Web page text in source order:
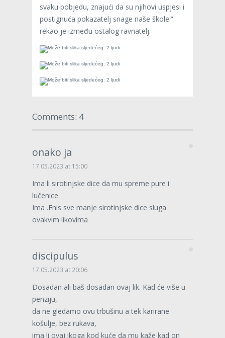
svaku pobjedu, znajući da su njihovi uspjesi i
postignuća pokazatelj snage naše škole.”
rekao je između ostalog ravnatelj.
Comments: 4
onako ja
17.05.2023 at 15:00
Ima li sirotinjske dice da mu spreme pure i
lučenice
Ima .Enis sve manje sirotinjske dice sluga
ovakvim likovima
discipulus
17.05.2023 at 20:06
Dosadan ali baš dosadan ovaj lik. Kad će više u
penziju,
da ne gledamo ovu trbušinu a tek karirane
košulje, bez rukava,
ima li ovaj ikoga kod kuće da mu kaže kad on